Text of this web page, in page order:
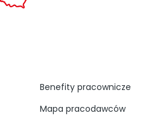
Benefity pracownicze
Mapa pracodawców